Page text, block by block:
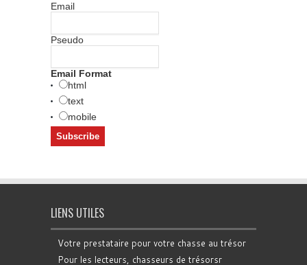
Email
Pseudo
Email Format
html
text
mobile
LIENS UTILES
Votre prestataire pour votre chasse au trésor
Pour les lecteurs, chasseurs de trésorsr